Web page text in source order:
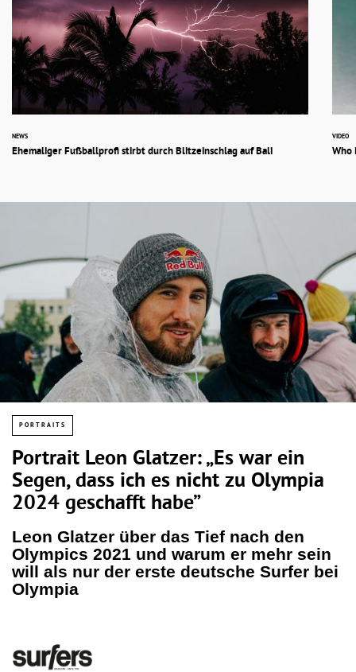
NEWS
Ehemaliger Fußballprofi stirbt durch Blitzeinschlag auf Bali
VIDEO
Who
PORTRAITS
Portrait Leon Glatzer: „Es war ein
Segen, dass ich es nicht zu Olympia
2024 geschafft habe”
Leon Glatzer über das Tief nach den
Olympics 2021 und warum er mehr sein
will als nur der erste deutsche Surfer bei
Olympia